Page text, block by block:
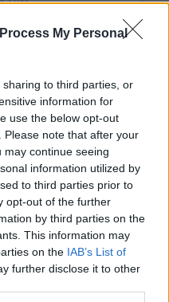
My Personal
to third parties, or
information for
use the below opt-out
note that after your
continue seeing
information utilized by
to third parties prior to
opt-out of the further
by third parties on the
This information may
on the IAB’s List of
further disclose it to other
09:13